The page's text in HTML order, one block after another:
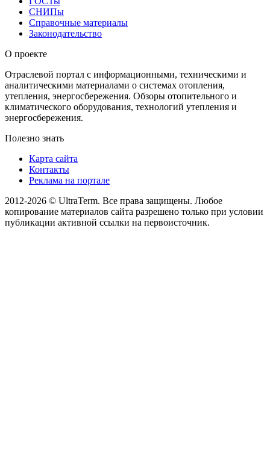
СНИПы
Справочные материалы
Законодательство
О проекте
Отраслевой портал с информационными, техническими и
аналитическими материалами о системах отопления,
утепления, энергосбережения. Обзоры отопительного и
климатического оборудования, технологий утепления и
энергосбережения.
Полезно знать
Карта сайта
Контакты
Реклама на портале
2012-2026 © UltraTerm. Все права защищены. Любое
копирование материалов сайта разрешено только при условии
публикации активной ссылки на первоисточник.